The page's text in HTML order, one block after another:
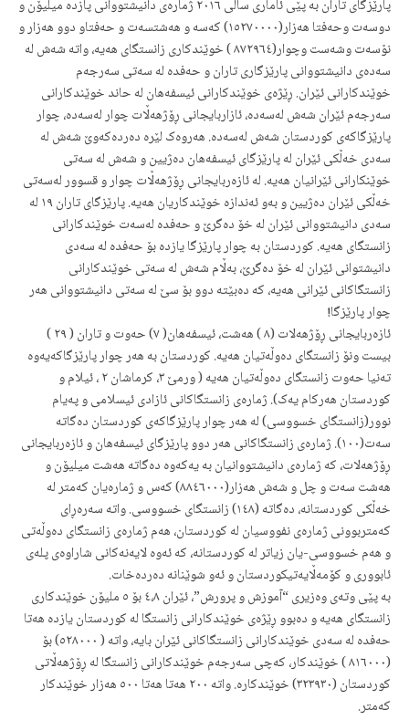
پارێزگای تاران بە پێی ئاماری ساڵی ٢٠١٦ ژمارەی دانیشتووانی پازدە میلیۆن و
دوسەت وحەفتا هەزار(١٥٢٧٠٠٠٠) کەسە و هەشتسەت و حەفتاو دوو هەزار و
نۆسەت وشەست وچوار(٨٧٢٩٦٤ ) خوێندکاری زانستگای هەیە، واتە
شەشلە
سەدەی دانیشتووانی پارێزگاری تاران و حەفدە لە سەتی سەرجەم
خوێندکارانی ئێران. ڕێژەی خوێندکارانی ئیسفەهان لە حاندخوێندکارانی
سەرجەم ئێرانشەش لەسەدە، ئازاربایجانی ڕۆژهەڵات چوار لەسەدە، چوار
پارێزگاکەی کوردستان شەش لەسەدە. هەروەک لێرە دەردەکەوێ شەش لە
سەدی خەڵکی ئێران لە پارێزگای ئیسفەهان دەژیین و شەش لە سەتی
خوێنکارانی ئێرانیان هەیە. لە ئازەربایجانی ڕۆژهەڵات چوار و قسوور لەسەتی
خەڵکی ئێران دەژیین و بەو ئەندازە خوێندکاریان هەیە. پارێزگای تاران ١٩ لە
سەدی دانیشتووانی ئێران لە خۆ دەگرێ و حەفدە لەسەت خوێندکارانی
زانستگای هەیە. کوردستان بە چوار پارێزگا یازدە بۆ حەفدە لە سەدی
دانیشتوانی ئێران لە خۆ دەگرێ، بەڵامشەشلە سەتی خوێندکارانی
زانستگاکانی ئێرانی هەیە، کە دەبێتەدوو بۆ سێ لە سەتیدانیشتووانی هەر
چوار پارێزگا!
ئازەربایجانی ڕۆژهەلات (٨ ) هەشت، ئیسفەهان( ٧) حەوت و تاران ( ٢٩ )
بیست ونۆ زانستگای دەوڵەتیان هەیە. کوردستان بە هەر چوار پارێزگاکەیەوە
تەنیا حەوت زانستگای دەوڵەتیان هەیە ( ورمێ ٣، کرماشان ٢ ، ئیلام و
کوردستان هەرکام یەک). ژمارەی زانستگاکانی ئازادی ئیسلامی و پەیام
نوور(زانستگای خسووسی) لە هەر چوار پارێزگاکەی کوردستان دەگاتە
سەت(١٠٠). ژمارەی زانستگاکانی هەر دوو پارێزگای ئیسفەهان و ئازەربایجانی
ڕۆژهەلات، کە ژمارەی دانیشتووانیان بە یەکەوە دەگاتە هەشت میلیۆن و
هەشت سەت و چل و شەش هەزار(٨٨٤٦٠٠٠) کەس و ژمارەیان کەمتر لە
خەڵکی کوردستانە، دەگاتە (١٤٨) زانستگای خسووسی. واتە سەرەڕای
کەمتربوونی ژمارەی نفووسیان لە کوردستان، هەم ژمارەی زانستگای دەوڵەتی
و هەم خسووسی-یان زیاتر لە کوردستانە، کە ئەوە لایەنەکانیشاراوەی پلەی
ئابووری و کۆمەڵایەتیکوردستان و ئەو شوێنانە دەردەخات.
بە پێی وتەی وەزیری “آموزش و پرورش”، ئێران ٤،٨ بۆ ٥ ملیۆن خوێندکاری
زانستگای هەیە و دەبوو ڕێژەی خوێندکارانی زانستگا لە کوردستان یازدە هەتا
حەفدە لە سەدی خوێندکارانی زانستگاکانی ئێران بایە، واتە ( ٥٢٨٠٠٠) بۆ
(٨١٦٠٠٠ ) خوێندکار، کەچی سەرجەم خوێندکارانی زانستگا لە ڕۆژهەڵاتی
کوردستان (٣٢٣٩٣٠) خوێندکارە. واتە ٢٠٠ هەتا هەتا ٥٠٠ هەزار خوێندکار
کەمتر.